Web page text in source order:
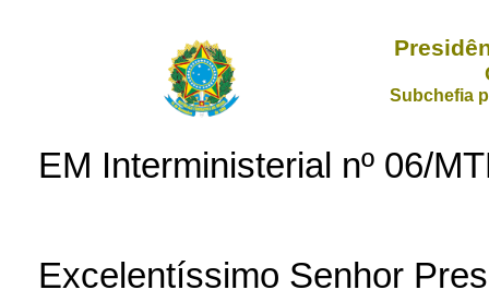
Subchefia
EM Interministerial nº 06/
Excelentíssimo Senhor